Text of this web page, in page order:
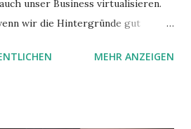
unser Business virtualisieren.
wir die Hintergründe gut
MEHR ANZEIGEN